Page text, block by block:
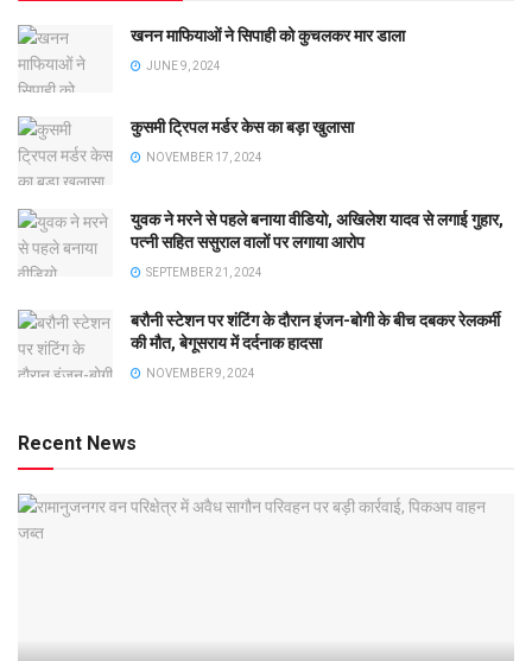
खनन माफियाओं ने सिपाही को कुचलकर मार डाला
JUNE 9, 2024
कुसमी ट्रिपल मर्डर केस का बड़ा खुलासा
NOVEMBER 17, 2024
युवक ने मरने से पहले बनाया वीडियो, अखिलेश यादव से लगाई गुहार,
पत्नी सहित ससुराल वालों पर लगाया आरोप
SEPTEMBER 21, 2024
बरौनी स्टेशन पर शंटिंग के दौरान इंजन-बोगी के बीच दबकर रेलकर्मी
की मौत, बेगूसराय में दर्दनाक हादसा
NOVEMBER 9, 2024
Recent News